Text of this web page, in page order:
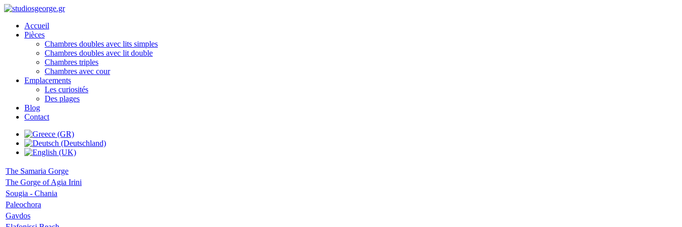
Accueil
Pièces
Chambres doubles avec lits simples
Chambres doubles avec lit double
Chambres triples
Chambres avec cour
Emplacements
Les curiosités
Des plages
Blog
Contact
The Samaria Gorge
The Gorge of Agia Irini
Sougia - Chania
Paleochora
Gavdos